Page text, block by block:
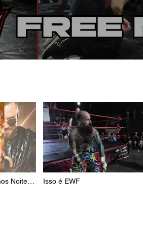
Noite 1 Isso é EWF